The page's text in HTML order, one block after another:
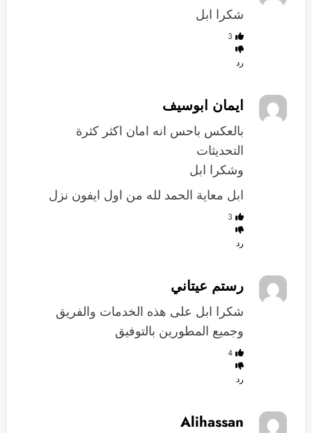
شكرا ابل
3
رد
ايمان ابوسيف
بالعكس باحس انه امان اكثر كثرة
التحديثات
وشكرا ابل
ابل معاية الحمد لله من اول ايفون نزل
3
رد
رستم عيتاني
شكرا ابل على هذه الخدمات والفريق
وجميع المطورين بالتوفيق
4
رد
Alihassan